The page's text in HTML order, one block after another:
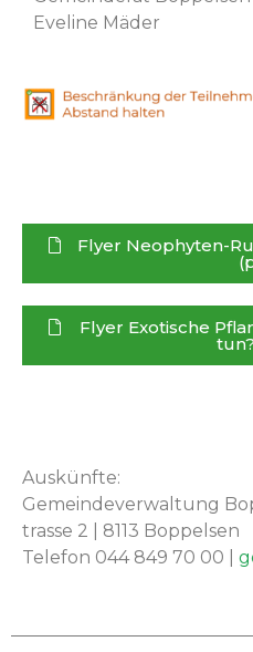
Eve­line Mäder
Fly­er Neo­phyten-
Fly­er Exo­tis­che
Auskün­fte:
Gemein­de­v­er­wal­tung
trasse 2 | 8113 Bop­pelsen
Tele­fon 044 849 70 00 |